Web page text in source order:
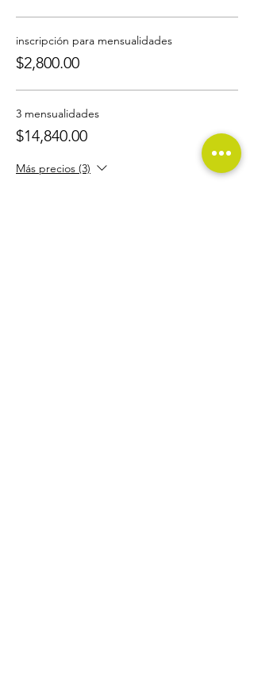
inscripción para mensualidades
$2,800.00
3 mensualidades
$14,840.00
Más precios (3)